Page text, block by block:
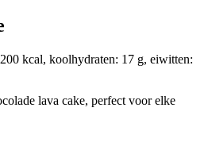
kcal, koolhydraten: 17 g, eiwitten:
lava cake, perfect voor elke